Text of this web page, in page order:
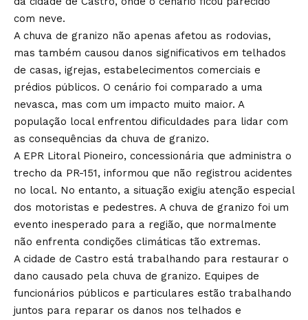
com neve.
A chuva de granizo não apenas afetou as rodovias,
mas também causou danos significativos em telhados
de casas, igrejas, estabelecimentos comerciais e
prédios públicos. O cenário foi comparado a uma
nevasca, mas com um impacto muito maior. A
população local enfrentou dificuldades para lidar com
as consequências da chuva de granizo.
A EPR Litoral Pioneiro, concessionária que administra o
trecho da PR-151, informou que não registrou acidentes
no local. No entanto, a situação exigiu atenção especial
dos motoristas e pedestres. A chuva de granizo foi um
evento inesperado para a região, que normalmente
não enfrenta condições climáticas tão extremas.
A cidade de Castro está trabalhando para restaurar o
dano causado pela chuva de granizo. Equipes de
funcionários públicos e particulares estão trabalhando
juntos para reparar os danos nos telhados e